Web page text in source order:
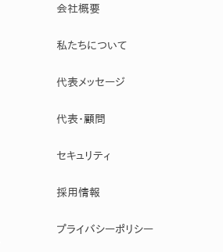
会社概要
私たちについて
代表メッセージ
代表・顧問
セキュリティ
採用情報
プライバシーポリシー